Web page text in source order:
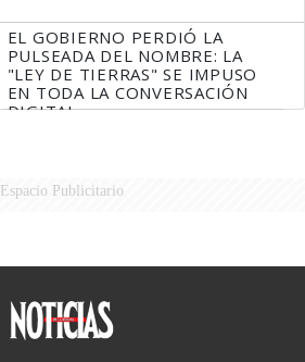
EL GOBIERNO PERDIÓ LA
PULSEADA DEL NOMBRE: LA
"LEY DE TIERRAS" SE IMPUSO
EN TODA LA CONVERSACIÓN
DIGITAL
Espacio Publicitario